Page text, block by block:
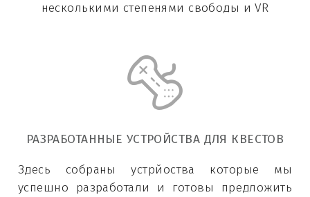
несколькими степенями свободы и VR
РАЗРАБОТАННЫЕ УСТРОЙСТВА ДЛЯ КВЕСТОВ
Здесь собраны устрйоства которые мы
успешно разработали и готовы предложить